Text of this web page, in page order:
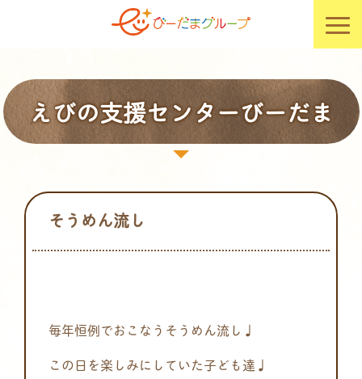
えびの支援センターびーだま
そうめん流し
毎年恒例でおこなうそうめん流し♩
この日を楽しみにしていた子ども達♩